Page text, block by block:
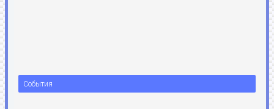
События